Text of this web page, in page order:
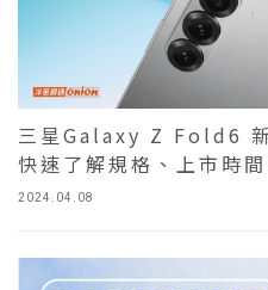
2024.04.08
三星Galaxy Z Fold6 新
快速了解規格、上市時間